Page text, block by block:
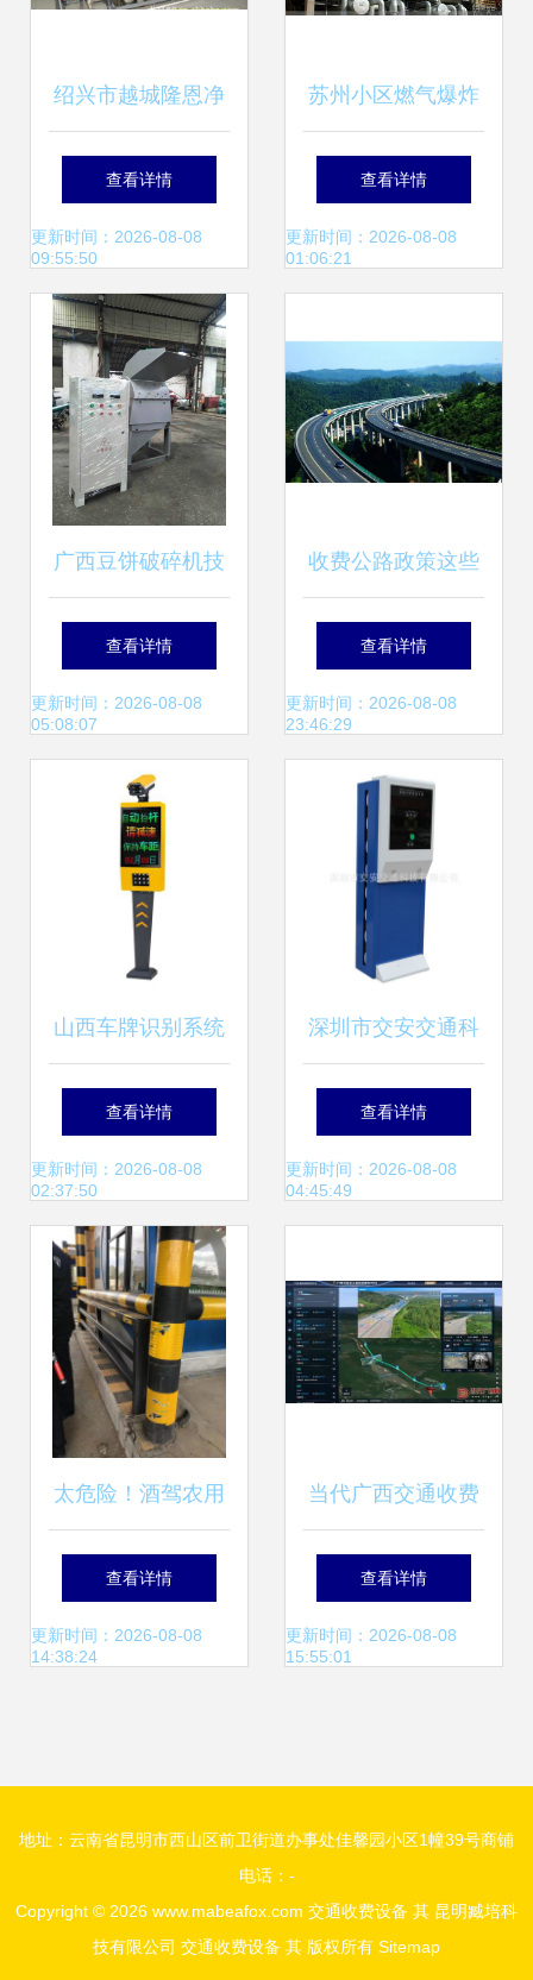
绍兴市越城隆恩净
水设备厂 引领交通
收费设备行业新潮
流
查看详情
更新时间：2026-08-08
09:55:50
苏州小区燃气爆炸
致3人死亡 交通收
费设备意外受损引
查看详情
更新时间：2026-08-08
01:06:21
广西豆饼破碎机技
术解析及临沂大华
机械厂设备互通应
用探索
查看详情
更新时间：2026-08-08
05:08:07
收费公路政策这些
年①丨中国建成了
世界领先的高速公
路系统交通收费设
备
查看详情
更新时间：2026-08-08
23:46:29
山西车牌识别系统
与太原智能停车场
系统参数报价解析
查看详情
更新时间：2026-08-08
02:37:50
深圳市交安交通科
技 全国批发智能停
车场“简易版”收费
析
查看详情
更新时间：2026-08-08
04:45:49
太危险！酒驾农用
三轮车擅闯高速，
交通收费设备拦截
查看详情
更新时间：2026-08-08
14:38:24
当代广西交通收费
设备的智能化发展
与区域影响
查看详情
更新时间：2026-08-08
15:55:01
地址：云南省昆明市西山区前卫街道办事处佳馨园小区1幢39号商铺
电话：-
Copyright © 2026 www.mabeafox.com 交通收费设备 其 昆明臧培科
技有限公司 交通收费设备 其 版权所有 Sitemap